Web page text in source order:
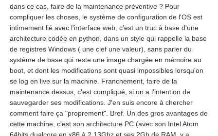
dans ce cas, faire de la maintenance préventive ? Pour
compliquer les choses, le système de configuration de l'OS est
intimement lié avec l'interface web, c'est un truc à base d'une
architecture codée en python, dans un style qui rappelle la base
de registres Windows ( une clef une valeur), sans parler du
système de base qui reste une image chargée en mémoire au
boot, et dont les modifications sont quasi impossibles lorsqu'on
se log en live sur la machine. Franchement, faire de la
maintenance dessus, c'est compliqué, si on a l'intention de
sauvegarder ses modifications. J'en suis encore à chercher
comment faire ça "proprement". Bref. Un des gros avantages de
cette machine, c'est son architecture PC (avec son Intel Atom